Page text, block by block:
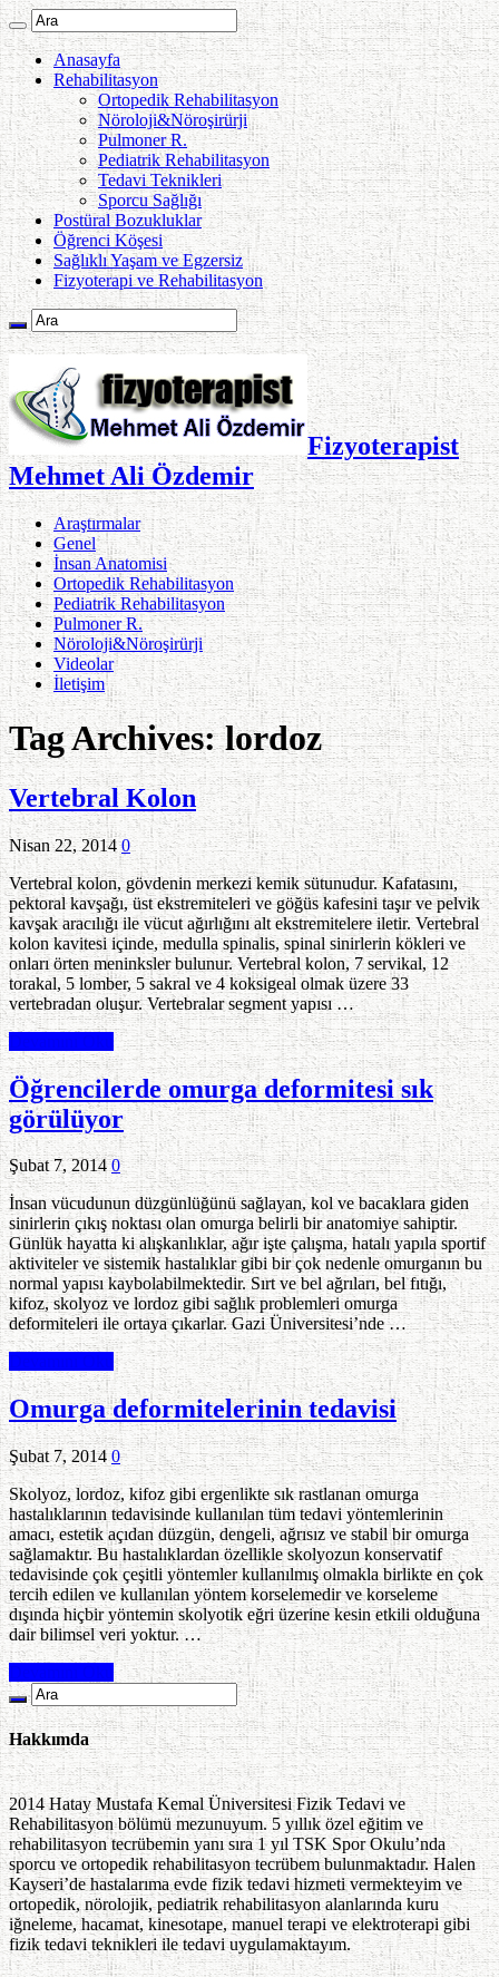
Anasayfa
Rehabilitasyon
Ortopedik Rehabilitasyon
Nöroloji&Nöroşirürji
Pulmoner R.
Pediatrik Rehabilitasyon
Tedavi Teknikleri
Sporcu Sağlığı
Postüral Bozukluklar
Öğrenci Köşesi
Sağlıklı Yaşam ve Egzersiz
Fizyoterapi ve Rehabilitasyon
Fizyoterapist
Mehmet Ali Özdemir
Araştırmalar
Genel
İnsan Anatomisi
Ortopedik Rehabilitasyon
Pediatrik Rehabilitasyon
Pulmoner R.
Nöroloji&Nöroşirürji
Videolar
İletişim
Tag Archives:lordoz
Vertebral Kolon
Nisan 22, 2014 0
Vertebral kolon, gövdenin merkezi kemik sütunudur. Kafatasını,
pektoral kavşağı, üst ekstremiteleri ve göğüs kafesini taşır ve pelvik
kavşak aracılığı ile vücut ağırlığını alt ekstremitelere iletir. Vertebral
kolon kavitesi içinde, medulla spinalis, spinal sinirlerin kökleri ve
onları örten meninksler bulunur. Vertebral kolon, 7 servikal, 12
torakal, 5 lomber, 5 sakral ve 4 koksigeal olmak üzere 33
vertebradan oluşur. Vertebralar segment yapısı …
Öğrencilerde omurga deformitesi sık
görülüyor
Şubat 7, 2014 0
İnsan vücudunun düzgünlüğünü sağlayan, kol ve bacaklara giden
sinirlerin çıkış noktası olan omurga belirli bir anatomiye sahiptir.
Günlük hayatta ki alışkanlıklar, ağır işte çalışma, hatalı yapıla sportif
aktiviteler ve sistemik hastalıklar gibi bir çok nedenle omurganın bu
normal yapısı kaybolabilmektedir. Sırt ve bel ağrıları, bel fıtığı,
kifoz, skolyoz ve lordoz gibi sağlık problemleri omurga
deformiteleri ile ortaya çıkarlar. Gazi Üniversitesi’nde …
Omurga deformitelerinin tedavisi
Şubat 7, 2014 0
Skolyoz, lordoz, kifoz gibi ergenlikte sık rastlanan omurga
hastalıklarının tedavisinde kullanılan tüm tedavi yöntemlerinin
amacı, estetik açıdan düzgün, dengeli, ağrısız ve stabil bir omurga
sağlamaktır. Bu hastalıklardan özellikle skolyozun konservatif
tedavisinde çok çeşitli yöntemler kullanılmış olmakla birlikte en çok
tercih edilen ve kullanılan yöntem korselemedir ve korseleme
dışında hiçbir yöntemin skolyotik eğri üzerine kesin etkili olduğuna
dair bilimsel veri yoktur. …
Hakkımda
2014 Hatay Mustafa Kemal Üniversitesi Fizik Tedavi ve
Rehabilitasyon bölümü mezunuyum. 5 yıllık özel eğitim ve
rehabilitasyon tecrübemin yanı sıra 1 yıl TSK Spor Okulu’nda
sporcu ve ortopedik rehabilitasyon tecrübem bulunmaktadır. Halen
Kayseri’de hastalarıma evde fizik tedavi hizmeti vermekteyim ve
ortopedik, nörolojik, pediatrik rehabilitasyon alanlarında kuru
iğneleme, hacamat, kinesotape, manuel terapi ve elektroterapi gibi
fizik tedavi teknikleri ile tedavi uygulamaktayım.